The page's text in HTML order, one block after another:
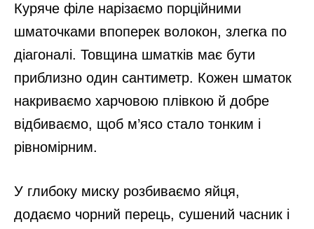
Куряче філе нарізаємо порційними
шматочками впоперек волокон, злегка по
діагоналі. Товщина шматків має бути
приблизно один сантиметр. Кожен шматок
накриваємо харчовою плівкою й добре
відбиваємо, щоб м’ясо стало тонким і
рівномірним.
У глибоку миску розбиваємо яйця,
додаємо чорний перець, сушений часник і